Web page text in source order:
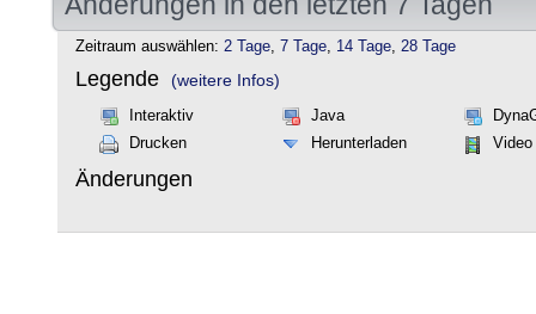
Zeitraum auswählen: 2 Tage, 7 Tage, 14 Tage, 28 Tage
Legende (weitere Infos)
Interaktiv Java
Drucken
Herunterladen Video
Änderungen